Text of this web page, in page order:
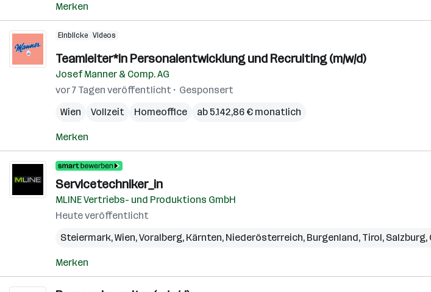
Merken
Einblicke Videos
Teamleiter*in Personalentwicklung und Recruiting (m/w/d)
Josef Manner & Comp. AG
vor 7 Tagen veröffentlicht
Gesponsert
Wien
Vollzeit Homeoffice ab 5.142,86 € monatlich
Merken
Servicetechniker_in
MLINE Vertriebs- und Produktions GmbH
Heute veröffentlicht
Steiermark,Wien,Voralberg, Kärnten, Niederösterreich, Burgenland, Tirol, Salzburg,
Merken